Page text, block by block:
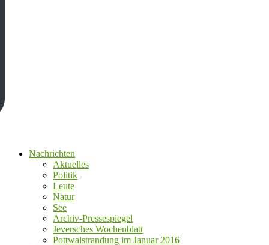
Nachrichten
Aktuelles
Politik
Leute
Natur
See
Archiv-Pressespiegel
Jeversches Wochenblatt
Pottwalstrandung im Januar 2016